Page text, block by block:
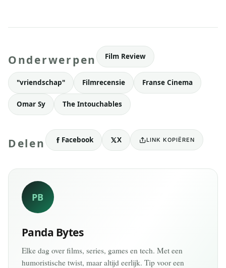
Onderwerpen Film Review
"vriendschap" Filmrecensie Franse Cinema
Omar Sy The Intouchables
Delen Facebook X LINK KOPIËREN
PB
Panda Bytes
Elke dag over films, series, games en tech. Met een
humoristische twist, maar altijd eerlijk. Tip voor een